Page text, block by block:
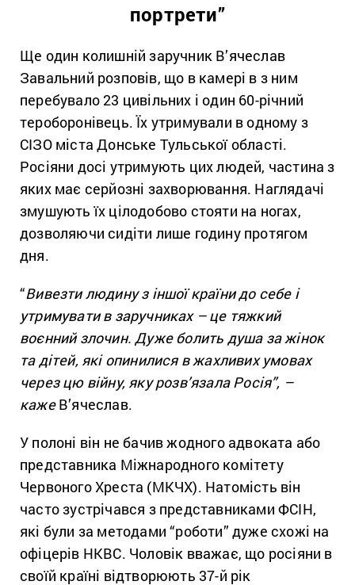
портрети”
Ще один колишній заручник В’ячеслав
Завальний розповів, що в камері в з ним
перебувало 23 цивільних і один 60-річний
тероборонівець. Їх утримували в одному з
СІЗО міста Донське Тульської області.
Росіяни досі утримують цих людей, частина з
яких має серйозні захворювання. Наглядачі
змушують їх цілодобово стояти на ногах,
дозволяючи сидіти лише годину протягом
дня.
“Вивезти людину з іншої країни до себе і
утримувати в заручниках – це тяжкий
воєнний злочин. Дуже болить душа за жінок
та дітей, які опинилися в жахливих умовах
через цю війну, яку розв’язала Росія”, –
кажеВ’ячеслав.
У полоні він не бачив жодного адвоката або
представника Міжнародного комітету
Червоного Хреста (МКЧХ). Натомість він
часто зустрічався з представниками ФСІН,
які були за методами “роботи” дуже схожі на
офіцерів НКВС. Чоловік вважає, що росіяни в
своїй країні відтворюють 37-й рік